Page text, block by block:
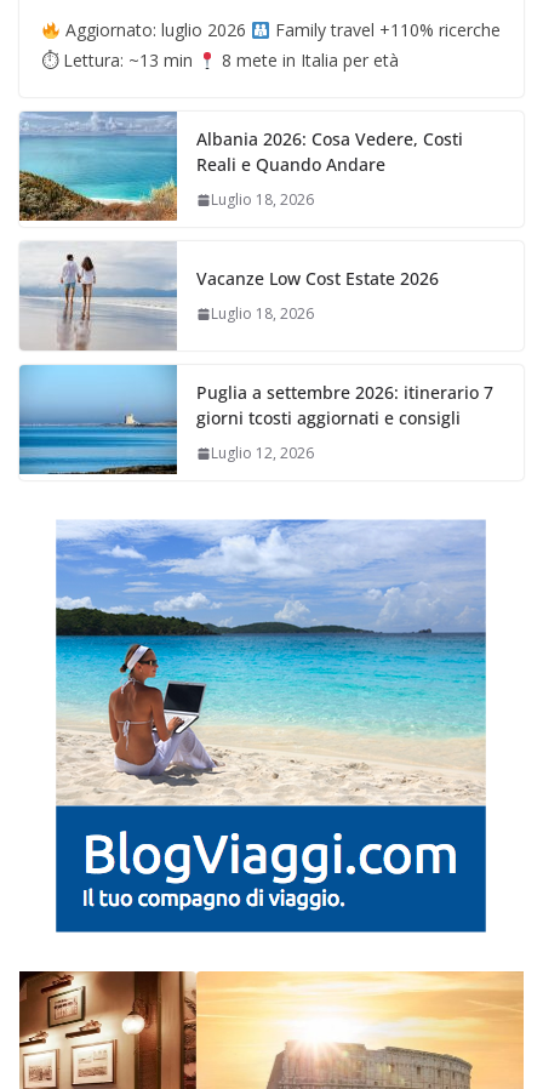
Aggiornato: luglio 2026
Family travel +110% ricerche
⏱ Lettura: ~13 min
8 mete in Italia per età
Albania 2026: Cosa Vedere, Costi
Reali e Quando Andare
Luglio 18, 2026
Vacanze Low Cost Estate 2026
Luglio 18, 2026
Puglia a settembre 2026: itinerario 7
giorni tcosti aggiornati e consigli
Luglio 12, 2026